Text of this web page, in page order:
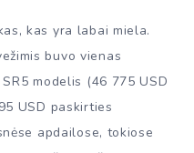
kas yra labai miela.
buvo vienas
modelis (46 775 USD
USD paskirties
apdailose, tokiose